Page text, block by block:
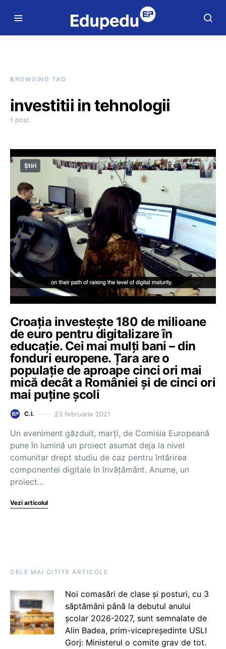
BROWSING TAG
investitii in tehnologii
1 post
Știri
Croația investește 180 de milioane
de euro pentru digitalizare în
educație. Cei mai mulți bani – din
fonduri europene. Țara are o
populație de aproape cinci ori mai
mică decât a României și de cinci ori
mai puține școli
C.I. 23 februarie 2021
Un eveniment găzduit, marți, de Comisia Europeană
pune în lumină un proiect asumat deja la nivel
comunitar drept studiu de caz pentru întărirea
componentei digitale în învățământ. Anume, un
proiect…
Vezi articolul
CELE MAI CITITE ARTICOLE
Noi comasări de clase și posturi, cu 3
săptămâni până la debutul anului
școlar 2026-2027, sunt semnalate de
Alin Badea, prim-vicepreședinte USLI
Gorj: Ministerul o comite grav de tot.